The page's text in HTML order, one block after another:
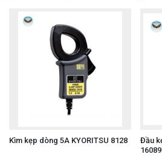
Kìm kẹp dòng 5A KYORITSU 8128
Đầu